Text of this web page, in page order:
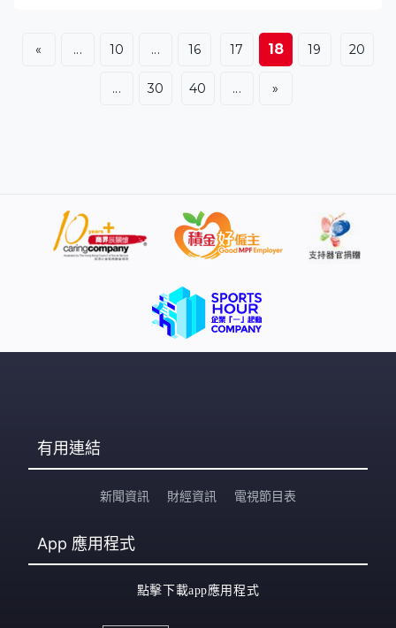
過人工智能逐步建立，遇上突發阻滯可以切換成遙控模
式，由專人戴上VR眼罩補救。 這款機械人由日本初創公司
Telexistence研發，去年當地已有300間便利店引入，今年
人才。
« ... 10 ... 16 17 18 19 20
... 30 40 ... »
有用連結
新聞資訊 財經資訊 電視節目表
App 應用程式
點擊下載app應用程式